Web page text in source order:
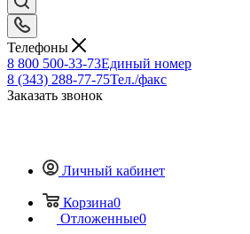
Телефоны
8 800 500-33-73Единый номер
8 (343) 288-77-75Тел./факс
Заказать звонок
Личный кабинет
Корзина0
Отложенные0